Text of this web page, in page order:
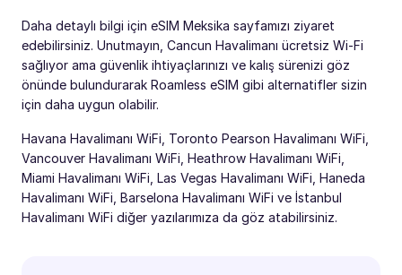
Daha detaylı bilgi için eSIM Meksika sayfamızı ziyaret
edebilirsiniz. Unutmayın, Cancun Havalimanı ücretsiz Wi-Fi
sağlıyor ama güvenlik ihtiyaçlarınızı ve kalış sürenizi göz
önünde bulundurarak Roamless eSIM gibi alternatifler sizin
için daha uygun olabilir.
Havana Havalimanı WiFi, Toronto Pearson Havalimanı WiFi,
Vancouver Havalimanı WiFi, Heathrow Havalimanı WiFi,
Miami Havalimanı WiFi, Las Vegas Havalimanı WiFi, Haneda
Havalimanı WiFi, Barselona Havalimanı WiFi ve İstanbul
Havalimanı WiFi diğer yazılarımıza da göz atabilirsiniz.